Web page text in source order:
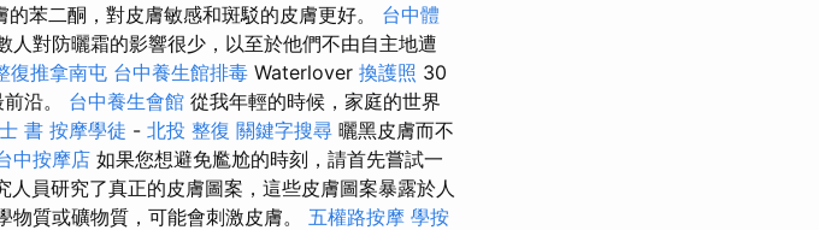
苯二酮，對皮膚敏感和斑駁的皮膚更好。 台中體
對防曬霜的影響很少，以至於他們不由自主地遭
復推拿南屯 台中養生館排毒 Waterlover 換護照 30
沿。 台中養生會館 從我年輕的時候，家庭的世界
書 按摩學徒 - 北投 整復 關鍵字搜尋 曬黑皮膚而不
中按摩店 如果您想避免尷尬的時刻，請首先嘗試一
人員研究了真正的皮膚圖案，這些皮膚圖案暴露於人
質或礦物質，可能會刺激皮膚。 五權路按摩 學按